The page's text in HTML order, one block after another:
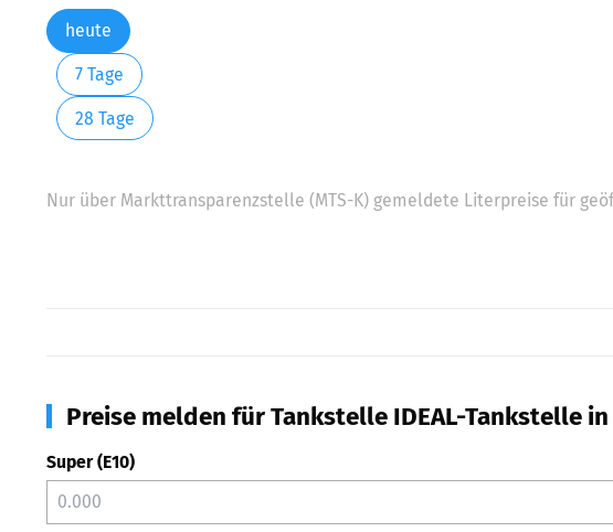
heute
7 Tage
28 Tage
Nur über Markttransparenzstelle (MTS-K) gemeldete Literpreise für
Preise melden für Tankstelle IDEAL-Tankstelle
Super (E10)